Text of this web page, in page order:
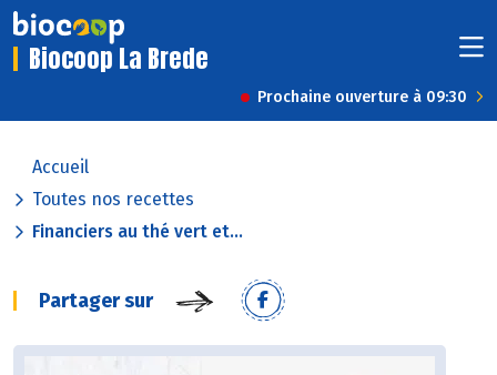
Biocoop La Brede
Prochaine ouverture à 09:30
Accueil
Toutes nos recettes
Financiers au thé vert et...
Partager sur